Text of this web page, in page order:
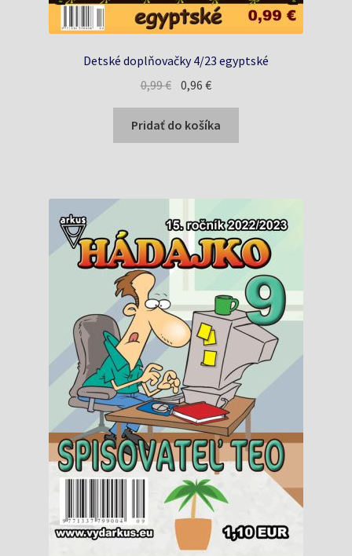
Detské doplňovačky 4/23 egyptské
0,99€ Pôvodná
cena
bola:
0,99 €.
0,96€Aktuálna
cena
je:
0,96 €.
Pridať do košíka